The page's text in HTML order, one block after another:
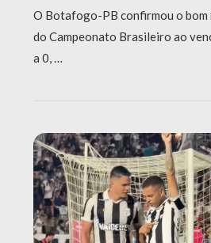
O Botafogo-PB confirmou o bom
do Campeonato Brasileiro ao
a 0, …